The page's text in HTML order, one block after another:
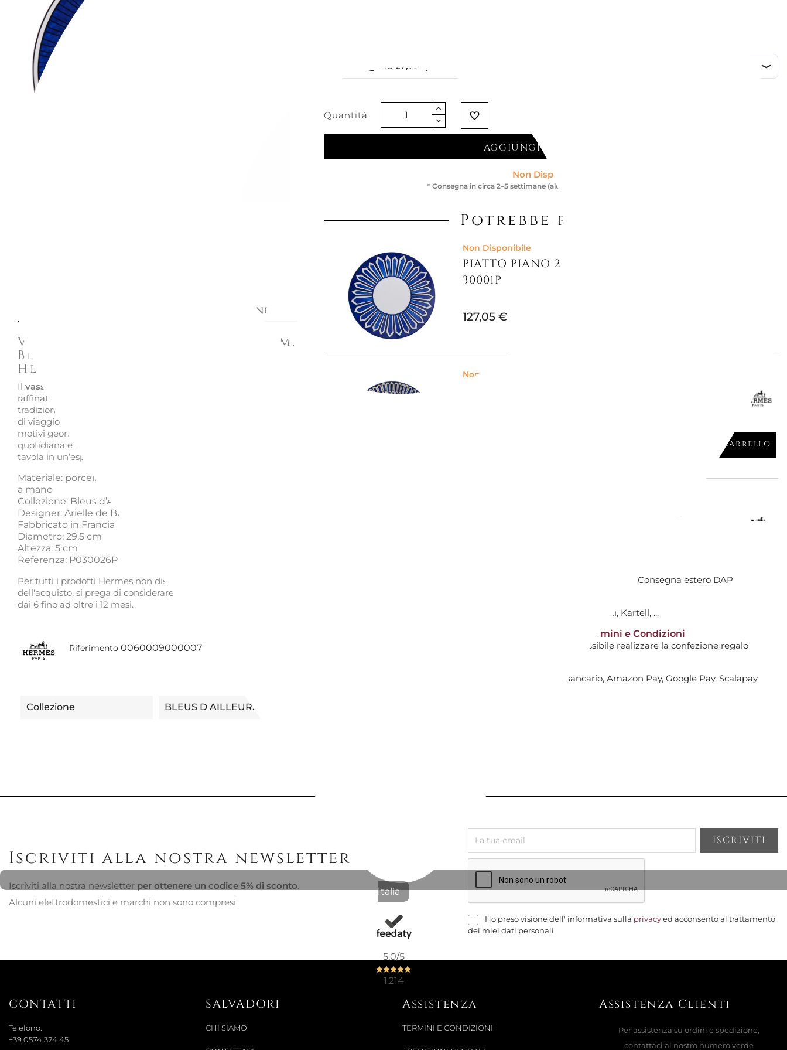
Italia
5,0/5
1.214
Richiedi informazioni
Vassoio rotondo fondo 29,5 cm,
Bleus d’Ailleurs P030026P -
Hermes
Il vassoio rotondo fondo Bleus d’Ailleurs
raffinato piatto in porcellana decorato a mano, che unisce
tradizione e design contemporaneo. Le
di viaggio e scoperta, si intrecciano al bianco puro del caolino in
motivi geometrici che evocano un equilibrio tra realtà
quotidiana e immaginazione. Una creazione che trasforma la
tavola in un’esperienza estetica e sensoriale unica.
Materiale: porcellana con decorazioni serigrafate e applicate
a mano
Collezione: Bleus d’Ailleurs
Designer: Arielle de Brichambaut
Fabbricato in Francia
Diametro: 29,5 cm
Altezza: 5 cm
Referenza: P030026P
Per tutti i prodotti Hermes non disponibili al momento
dell'acquisto, si prega di considerare tempistiche di consegna
dai 6 fino ad oltre i 12 mesi.
Riferimento 0060009000007
Collezione BLEUS D AILLEURS
Quantità favorite_border
AGGIUNGI AL CARRELLO
Non Disponibile *
* Consegna in circa 2–5 settimane (alcuni brand richiedono più tempo)
Potrebbe piacerti
Non Disponibile
PIATTO PIANO 27 CM, BLEUS D AILLEURS
30001P
127,05 €
Non Disponibile
AGGIUNGI AL CARRELLO
ZUPPIERA BLEUS D AILLEURS, 30029P
INSALATIERA 25 CM, BLEUS D AILLEURS
Non Disponibile
ZUCCHERIERA BLEUS D AILLEURS, 30020P
286,89 €
TAZZA TÈ CON PIATTINO, BLEUS D AILLEURS
Gratuita da 75 €, i prodotti ingombranti avranno costi aggiuntivi. Consegna estero DAP
: Hermès, Swarovski, Kartell, ...
Pacco Regalo omaggio e Reso entro 14 giorni* | Termini e Condizioni
Per i prodotti eccessivamente voluminosi non sarà possibile realizzare la confezione regalo
con Nexi (carte di pagamento), Paypal, Bonifico Bancario, Amazon Pay, Google Pay, Scalapay
Iscriviti alla nostra newsletter
Iscriviti alla nostra newsletter per ottenere un codice 5% di sconto.
Alcuni elettrodomestici e marchi non sono compresi
Ho preso visione dell' informativa sulla privacyed acconsento al trattamento
dei miei dati personali
CONTATTI
Telefono:
+39 0574 324 45
SALVADORI
CHI SIAMO
Assistenza
TERMINI E CONDIZIONI
Assistenza Clienti
Per assistenza su ordini e spedizione,
contattaci al nostro numero verde